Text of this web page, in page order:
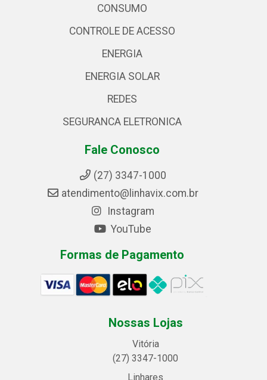
CONSUMO
CONTROLE DE ACESSO
ENERGIA
ENERGIA SOLAR
REDES
SEGURANCA ELETRONICA
Fale Conosco
(27) 3347-1000
atendimento@linhavix.com.br
Instagram
YouTube
Formas de Pagamento
Nossas Lojas
Vitória
(27) 3347-1000
Linhares